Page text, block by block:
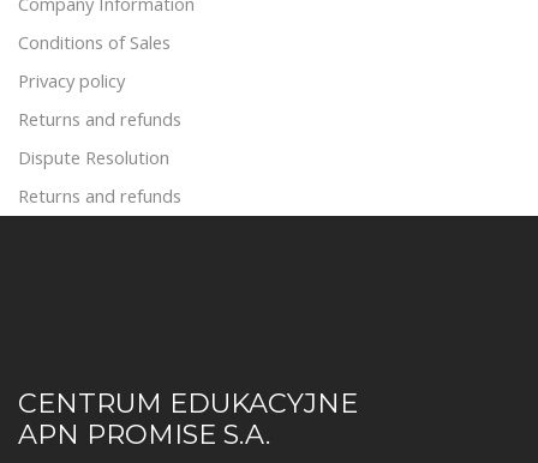
Conditions of Sales
Privacy policy
Returns and refunds
Dispute Resolution
Returns and refunds
CENTRUM EDUKACYJNE
APN PROMISE S.A.